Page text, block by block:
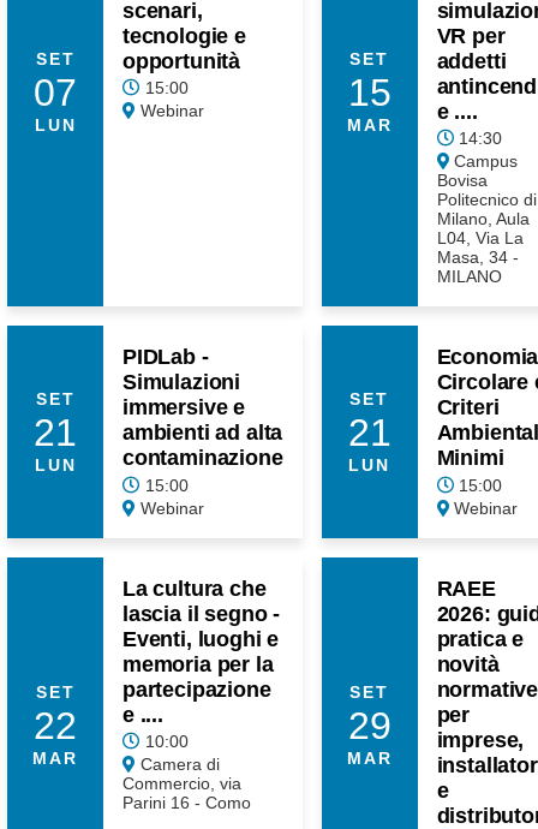
SET
07
LUN
scenari,
tecnologie e
opportunità
15:00
Webinar
SET
15
MAR
VR per
addetti
e ....
14:30
Campus
Bovisa
Politecnico di
Milano, Aula
L04, Via La
Masa, 34 -
MILANO
SET
21
LUN
PIDLab -
Simulazioni
immersive e
ambienti ad alta
contaminazione
15:00
Webinar
SET
21
LUN
Economia
Circolare
Criteri
Minimi
15:00
Webinar
SET
22
MAR
La cultura che
lascia il segno -
Eventi, luoghi e
memoria per la
partecipazione
e ....
10:00
Camera di
Commercio, via
Parini 16 - Como
SET
29
MAR
RAEE
2026:
pratica e
novità
normative
per
imprese,
e